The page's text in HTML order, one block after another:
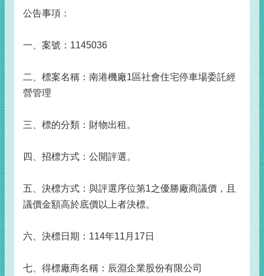
公告事項：
一、案號：1145036
二、標案名稱：南港機廠1區社會住宅停車場委託經
營管理
三、標的分類：財物出租。
四、招標方式：公開評選。
五、決標方式：與評選序位第1之優勝廠商議價，且
議價金額高於底價以上者決標。
六、決標日期：114年11月17日
七、得標廠商名稱：辰淵企業股份有限公司